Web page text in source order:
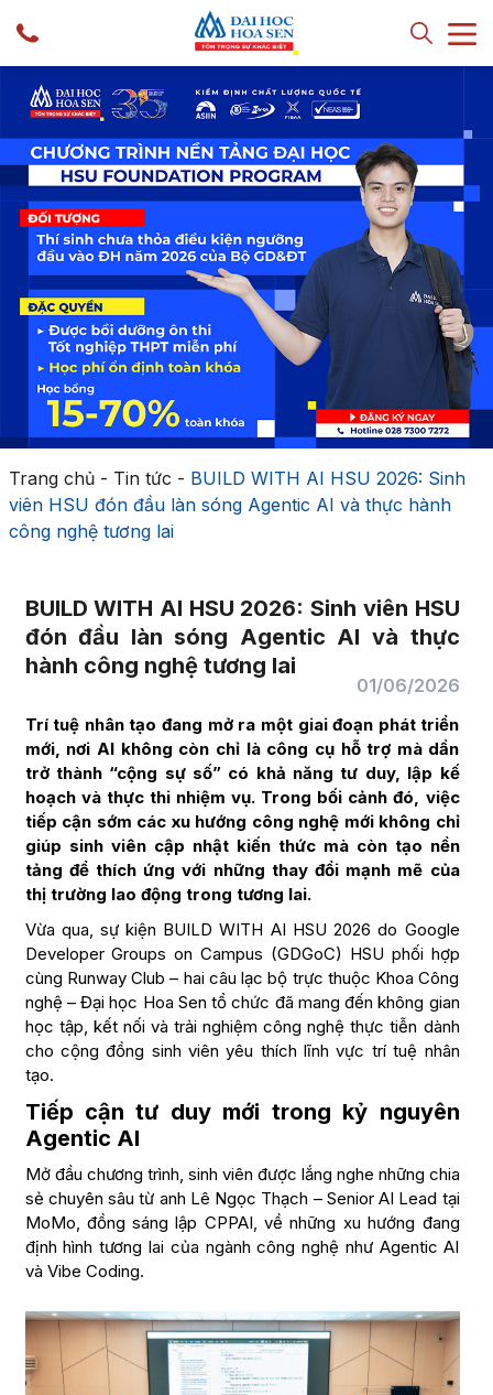
Trang chủ- Tin tức - BUILD WITH AI HSU 2026: Sinh
viên HSU đón đầu làn sóng Agentic AI và thực hành
công nghệ tương lai
BUILD WITH AI HSU 2026: Sinh viên HSU
đón đầu làn sóng Agentic AI và thực
hành công nghệ tương lai
01/06/2026
Trí tuệ nhân tạo đang mở ra một giai đoạn phát triển
mới, nơi AI không còn chỉ là công cụ hỗ trợ mà dần
trở thành “cộng sự số” có khả năng tư duy, lập kế
hoạch và thực thi nhiệm vụ. Trong bối cảnh đó, việc
tiếp cận sớm các xu hướng công nghệ mới không chỉ
giúp sinh viên cập nhật kiến thức mà còn tạo nền
tảng để thích ứng với những thay đổi mạnh mẽ của
thị trường lao động trong tương lai.
Vừa qua, sự kiện BUILD WITH AI HSU 2026 do Google
Developer Groups on Campus (GDGoC) HSU phối hợp
cùng Runway Club – hai câu lạc bộ trực thuộc Khoa Công
nghệ – Đại học Hoa Sen tổ chức đã mang đến không gian
học tập, kết nối và trải nghiệm công nghệ thực tiễn dành
cho cộng đồng sinh viên yêu thích lĩnh vực trí tuệ nhân
tạo.
Tiếp cận tư duy mới trong kỷ nguyên
Agentic AI
Mở đầu chương trình, sinh viên được lắng nghe những chia
sẻ chuyên sâu từ anh Lê Ngọc Thạch – Senior AI Lead tại
MoMo, đồng sáng lập CPPAI, về những xu hướng đang
định hình tương lai của ngành công nghệ như Agentic AI
và Vibe Coding.